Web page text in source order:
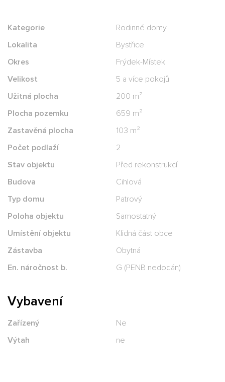
Kategorie
Rodinné domy
Lokalita
Bystřice
Okres
Frýdek-Místek
Velikost
5 a více pokojů
Užitná plocha
200 m²
Plocha pozemku
659 m²
Zastavěná plocha
103 m²
Počet podlaží
2
Stav objektu
Před rekonstrukcí
Budova
Cihlová
Typ domu
Patrový
Poloha objektu
Samostatný
Umístění objektu
Klidná část obce
Zástavba
Obytná
En. náročnost b.
G (PENB nedodán)
Vybavení
Zařízený
Ne
Výtah
ne